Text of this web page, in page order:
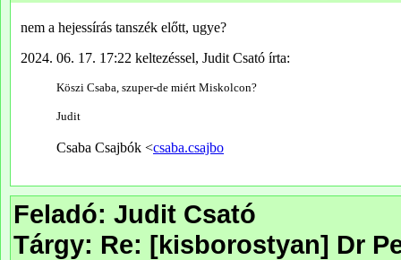
Feladó: Judit Csató
Tárgy: Re: [kisborostyan] Dr